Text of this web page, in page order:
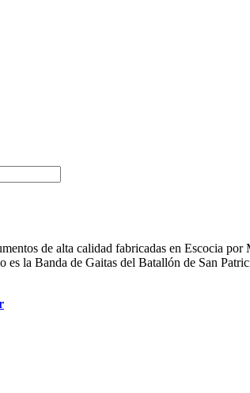
de alta calidad fabricadas en Escocia
es la Banda de Gaitas del Batallón de San